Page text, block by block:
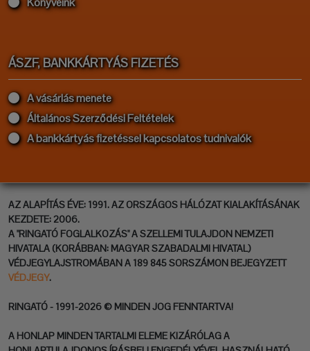
ÁSZF, BANKKÁRTYÁS FIZETÉS
A vásárlás menete
Általános Szerződési Feltételek
A bankkártyás fizetéssel kapcsolatos tudnivalók
AZ ALAPÍTÁS ÉVE: 1991. AZ ORSZÁGOS HÁLÓZAT KIALAKÍTÁSÁNAK
KEZDETE: 2006.
A "RINGATÓ FOGLALKOZÁS" A SZELLEMI TULAJDON NEMZETI
HIVATALA (KORÁBBAN: MAGYAR SZABADALMI HIVATAL)
VÉDJEGYLAJSTROMÁBAN A 189 845 SORSZÁMON BEJEGYZETT
VÉDJEGY.
RINGATÓ - 1991-2026 © MINDEN JOG FENNTARTVA!
A HONLAP MINDEN TARTALMI ELEME KIZÁRÓLAG A